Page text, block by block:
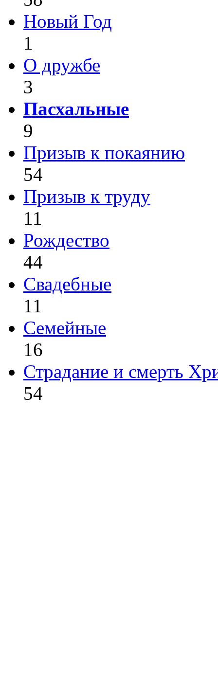
Новый Год
1
О дружбе
3
Пасхальные
9
Призыв к покаянию
54
Призыв к труду
11
Рождество
44
Свадебные
11
Семейные
16
Страдание и смерть
54